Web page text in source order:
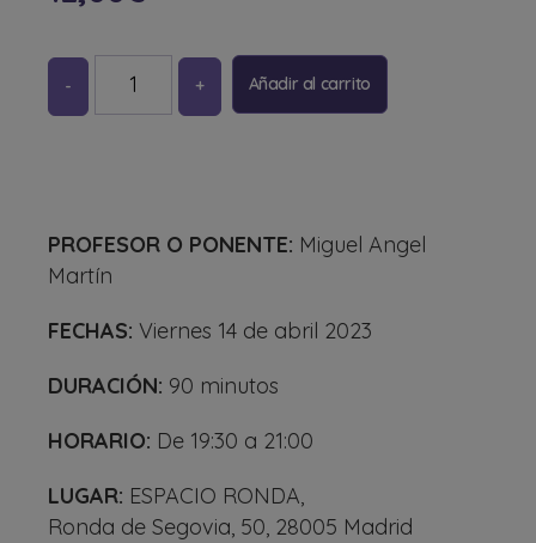
Añadir al carrito
PROFESOR O PONENTE: Miguel Angel
Martín
FECHAS: Viernes 14 de abril 2023
DURACIÓN: 90 minutos
HORARIO: De 19:30 a 21:00
LUGAR: ESPACIO RONDA,
Ronda de Segovia, 50, 28005 Madrid